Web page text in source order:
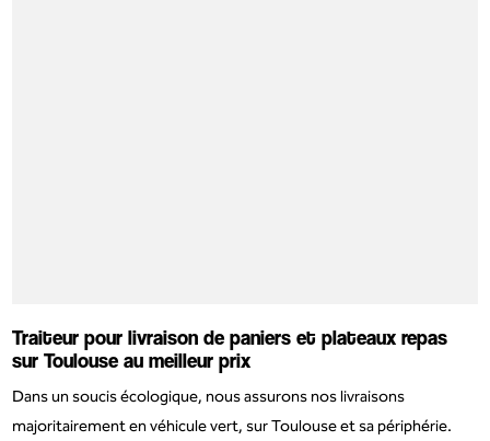
Traiteur pour livraison de paniers et plateaux repas
sur Toulouse au meilleur prix
Dans un soucis écologique, nous assurons nos livraisons
majoritairement en véhicule vert, sur Toulouse et sa périphérie.